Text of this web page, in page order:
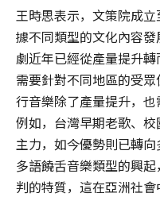
王時思表示，文策院成
據不同類型的文化內容
劇近年已經從產量提升
需要針對不同地區的受
行音樂除了產量提升，也
例如，台灣早期老歌、
主力，如今優勢則已轉向
多語饒舌音樂類型的興
判的特質，這在亞洲社